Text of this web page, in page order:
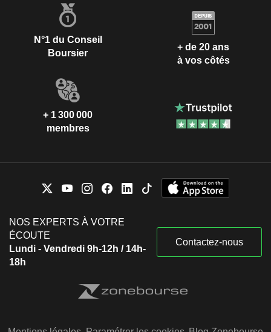
N°1 du Conseil
Boursier
+ de 20 ans
à vos côtés
+ 1 300 000
membres
NOS EXPERTS À VOTRE
ÉCOUTE
Lundi - Vendredi 9h-12h / 14h-
18h
Contactez-nous